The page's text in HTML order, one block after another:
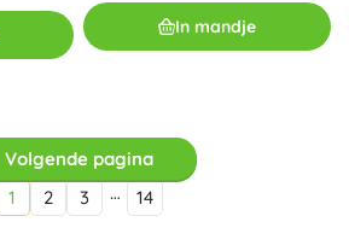
In mandje
Volgende pagina
1
2 3 … 14